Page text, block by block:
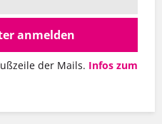
anmelden
der Mails. Infos zum